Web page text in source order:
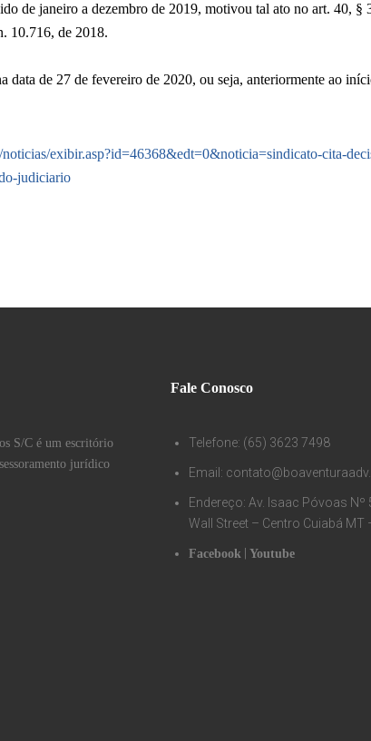
de janeiro a dezembro de 2019, motivou tal ato no art. 40, §
10.716, de 2018.
data de 27 de fevereiro de 2020, ou seja, anteriormente ao
exibir.asp?id=46368&edt=0&noticia=sindicato-cita-
judiciario
S/C é um escritório
jurídico
Fale Conosco
Telefone: (65) 3623 7498
Email:
Endereço: Av. Isaac Póvoas Nº
Wall Street – Centro Cuiabá MT
Facebook |Youtube